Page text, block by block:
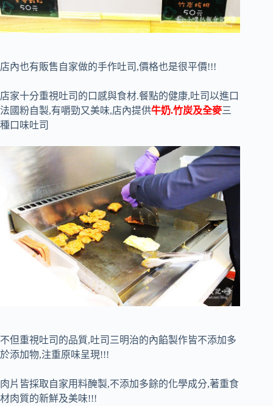
店內也有販售自家做的手作吐司,價格也是很平價!!!
店家十分重視吐司的口感與食材.餐點的健康,吐司以進口
法國粉自製,有嚼勁又美味,店內提供牛奶.竹炭及全麥三
種口味吐司
不但重視吐司的品質,吐司三明治的內餡製作皆不添加多
於添加物,注重原味呈現!!!
肉片皆採取自家用料醃製,不添加多餘的化學成分,著重食
材肉質的新鮮及美味!!!